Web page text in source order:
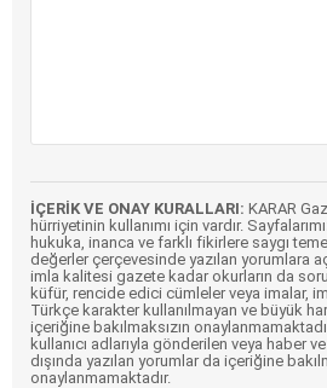
İÇERİK VE ONAY KURALLARI: KARAR
hürriyetinin kullanımı için vardır.
hukuka, inanca ve farklı fikirlere saygı
değerler çerçevesinde yazılan yorumlara
imla kalitesi gazete kadar okurların da
küfür, rencide edici cümleler veya imalar,
Türkçe karakter kullanılmayan ve büyük
içeriğine bakılmaksızın
kullanıcı adlarıyla gönderilen veya haber ve
dışında yazılan yorumlar da içeriğine
onaylanmamaktadır.